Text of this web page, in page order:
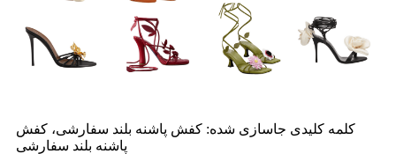
کلمه کلیدی جاسازی شده: کفش پاشنه بلند سفارشی، کفش
پاشنه بلند سفارشی